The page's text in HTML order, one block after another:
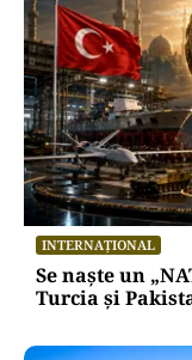
INTERNAȚIONAL
Se naște un
Turcia și